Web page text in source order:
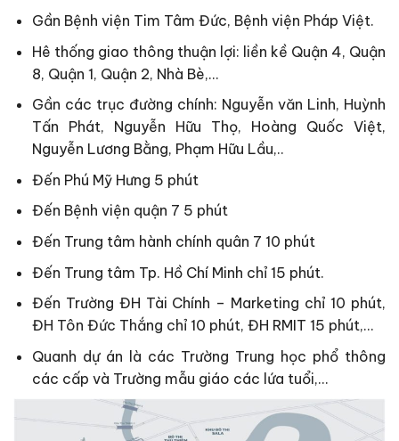
Gần Bệnh viện Tim Tâm Đức, Bệnh viện Pháp Việt.
Hê thống giao thông thuận lợi: liền kề Quận 4, Quận
8, Quận 1, Quận 2, Nhà Bè,…
Gần các trục đường chính: Nguyễn văn Linh, Huỳnh
Tấn Phát, Nguyễn Hữu Thọ, Hoàng Quốc Việt,
Nguyễn Lương Bằng, Phạm Hữu Lầu,..
Đến Phú Mỹ Hưng 5 phút
Đến Bệnh viện quận 7 5 phút
Đến Trung tâm hành chính quân 7 10 phút
Đến Trung tâm Tp. Hồ Chí Minh chỉ 15 phút.
Đến Trường ĐH Tài Chính – Marketing chỉ 10 phút,
ĐH Tôn Đức Thắng chỉ 10 phút, ĐH RMIT 15 phút,…
Quanh dự án là các Trường Trung học phổ thông
các cấp và Trường mẫu giáo các lứa tuổi,…